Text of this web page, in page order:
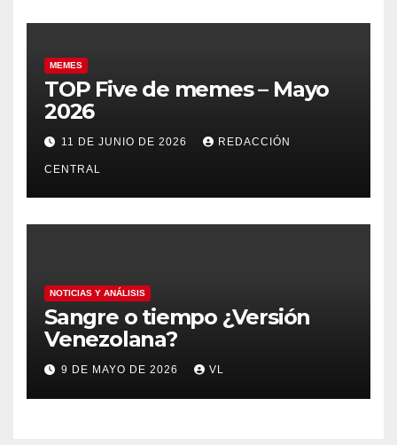
MEMES
TOP Five de memes – Mayo
2026
11 DE JUNIO DE 2026 REDACCIÓN
CENTRAL
NOTICIAS Y ANÁLISIS
Sangre o tiempo ¿Versión
Venezolana?
9 DE MAYO DE 2026 VL